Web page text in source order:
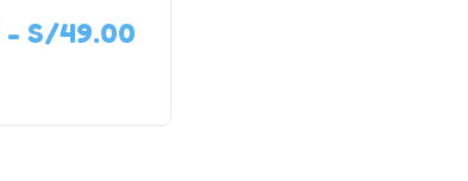
- S/49.00